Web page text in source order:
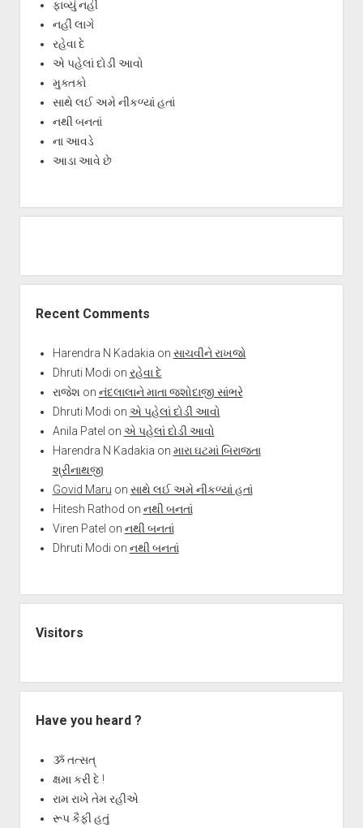
ફાવ્યું નહીં
નહીં લાગે
રહેવા દે
એ પહેલાં દોડી આવો
મુક્તકો
સાથે લઈ અમે નીકળ્યાં હતાં
નથી બનતાં
ના આવડે
આડા આવે છે
Recent Comments
Harendra N Kadakia on સાચવીને રાખજો
Dhruti Modi on રહેવા દે
રાજેશ on નંદલાલાને માતા જશોદાજી સાંભરે
Dhruti Modi on એ પહેલાં દોડી આવો
Anila Patel on એ પહેલાં દોડી આવો
Harendra N Kadakia on મારા ઘટમાં બિરાજતા
શ્રીનાથજી
Govid Maru on સાથે લઈ અમે નીકળ્યાં હતાં
Hitesh Rathod on નથી બનતાં
Viren Patel on નથી બનતાં
Dhruti Modi on નથી બનતાં
Visitors
Have you heard ?
ૐ તત્સત્
ક્ષમા કરી દે !
રામ રાખે તેમ રહીએ
રૂપ કૈફી હતું